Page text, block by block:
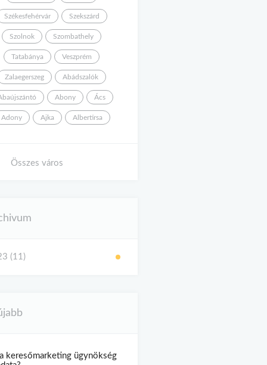
Székesfehérvár Szekszárd
Szolnok Szombathely
Tatabánya Veszprém
Zalaegerszeg Abádszalók
Abony Ács
Adony Ajka Albertirsa
Összes város
(11)
keresőmarketing ügynökség